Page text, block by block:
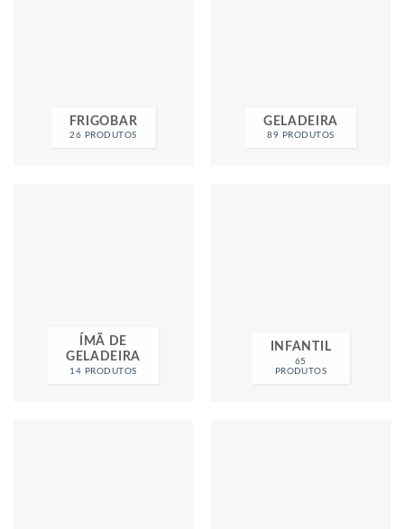
FRIGOBAR
26 PRODUTOS
GELADEIRA
89 PRODUTOS
ÍMÃ DE
GELADEIRA
14 PRODUTOS
INFANTIL
65
PRODUTOS